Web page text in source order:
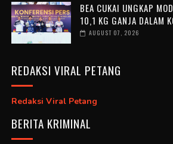
BEA CUKAI UNGKAP
10,1 KG GANJA DALAM
AUGUST 07, 2026
REDAKSI VIRAL PETANG
Redaksi Viral Petang
BERITA KRIMINAL